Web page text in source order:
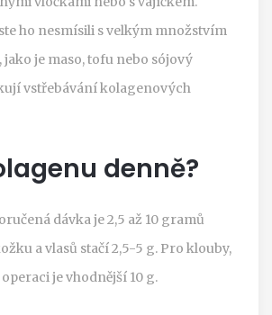
ho nesmísili s velkým množstvím
je maso, tofu nebo sójový
vstřebávání kolagenových
denně?
dávka je 2,5 až 10 gramů
a vlasů stačí 2,5-5 g. Pro klouby,
je vhodnější 10 g.